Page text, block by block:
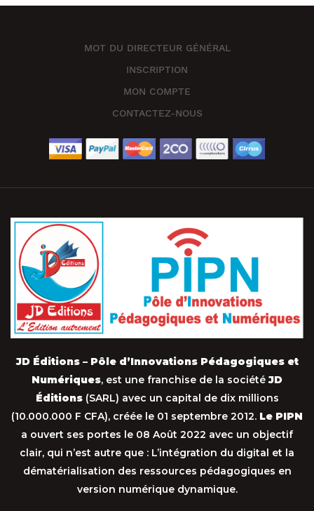
MOT DU DIRECTEUR GÉNÉRAL
INSCRIPTION
MON COMPTE
CONTACTEZ-NOUS
JD Éditions – Pôle d’Innovations Pédagogiques et
Numériques, est une franchise de la sociétéJD
Éditions(SARL) avec un capital de dix millions
(10.000.000 F CFA), créée le 01 septembre 2012. Le PIPN
a ouvert ses portes le 08 Août 2022 avec un objectif
clair, qui n’est autre que : L’intégration du digital et la
dématérialisation des ressources pédagogiques en
version numérique dynamique.